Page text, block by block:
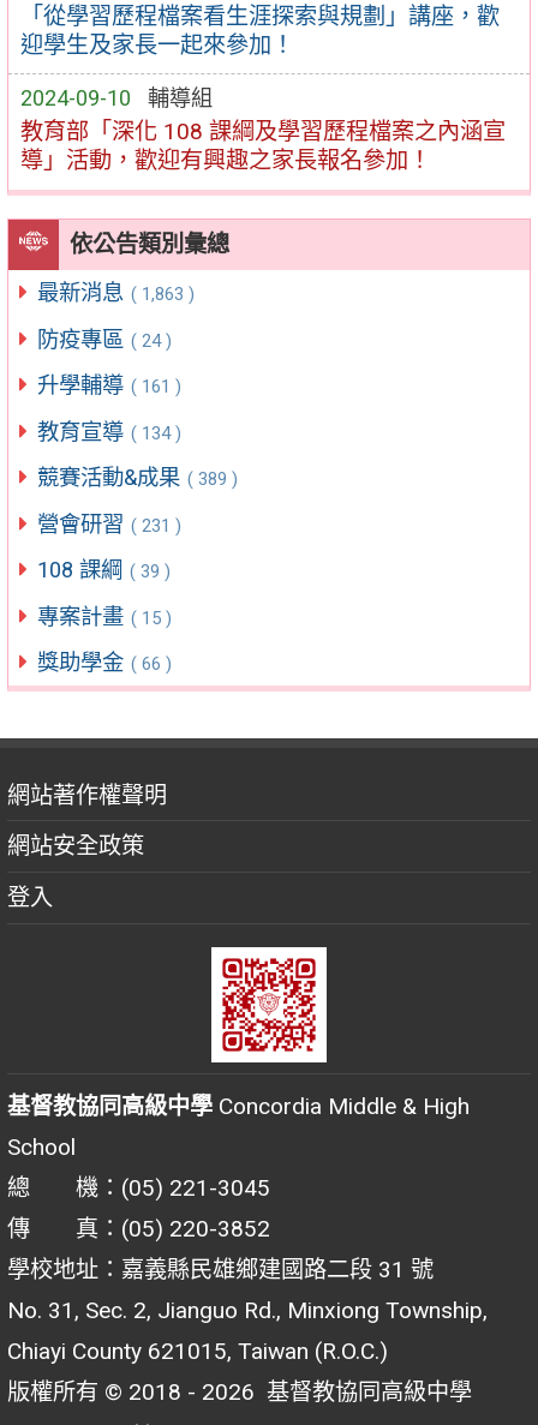
「從學習歷程檔案看生涯探索與規劃」講座，歡
迎學生及家長一起來參加！
2024-09-10 輔導組
教育部「深化 108 課綱及學習歷程檔案之內涵宣
導」活動，歡迎有興趣之家長報名參加！
依公告類別彙總
最新消息 ( 1,863 )
防疫專區 ( 24 )
升學輔導 ( 161 )
教育宣導 ( 134 )
競賽活動&成果 ( 389 )
營會研習 ( 231 )
108 課綱 ( 39 )
專案計畫 ( 15 )
獎助學金 ( 66 )
網站著作權聲明
網站安全政策
登入
基督教協同高級中學 Concordia Middle & High
School
總 機：(05) 221-3045
傳 真：(05) 220-3852
學校地址：嘉義縣民雄鄉建國路二段 31 號
No. 31, Sec. 2, Jianguo Rd., Minxiong Township,
Chiayi County 621015, Taiwan (R.O.C.)
版權所有 © 2018 - 2026 基督教協同高級中學